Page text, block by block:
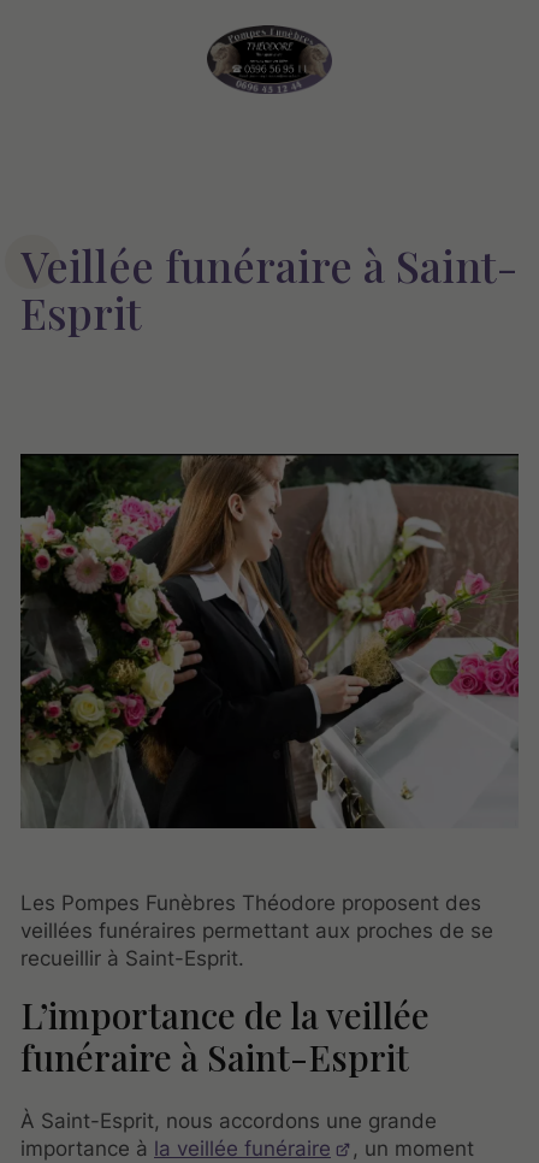
Veillée funéraire à Saint-
Esprit
Les Pompes Funèbres Théodore proposent des
veillées funéraires permettant aux proches de se
recueillir à Saint-Esprit.
L’importance de la veillée
funéraire à Saint-Esprit
À Saint-Esprit, nous accordons une grande
importance à la veillée funéraire
, un moment